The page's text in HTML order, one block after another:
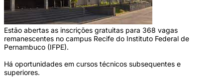
Estão abertas as inscrições gratuitas para 368 vagas
remanescentes no campus Recife do Instituto Federal de
Pernambuco (IFPE).
Há oportunidades em cursos técnicos subsequentes e
superiores.